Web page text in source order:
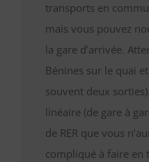
transports en
mais vous pouvez
la gare d’arrivée.
Bénines sur le quai
souvent deux
linéaire (de gare à
de RER que vous
compliqué à faire en